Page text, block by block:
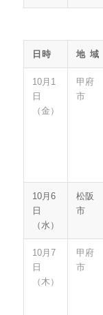
日時 地 域
10月1
日
（金）
甲府
市
10月6
日
（水）
松阪
市
10月7
日
（木）
甲府
市